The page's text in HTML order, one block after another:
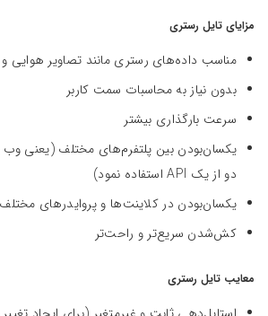
مزایای تایل رستری
مناسب داده‌های رستری مانند تصاویر هوایی و
بدون نیاز به محاسبات سمت کاربر
سرعت بارگذاری بیشتر
یکسان‌بودن بین پلتفرم‌های مختلف (یعنی وب
دو از یک API استفاده نمود)
یکسان‌بودن در کلاینت‌ها و پروایدرهای مختلف
کش‌شدن سریع‌تر و راحت‌تر
معایب تایل رستری